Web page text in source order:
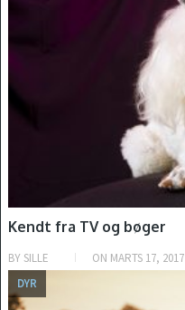
Kendt fra TV og bøger
BY SILLE ON MARTS 17, 2017
DYR